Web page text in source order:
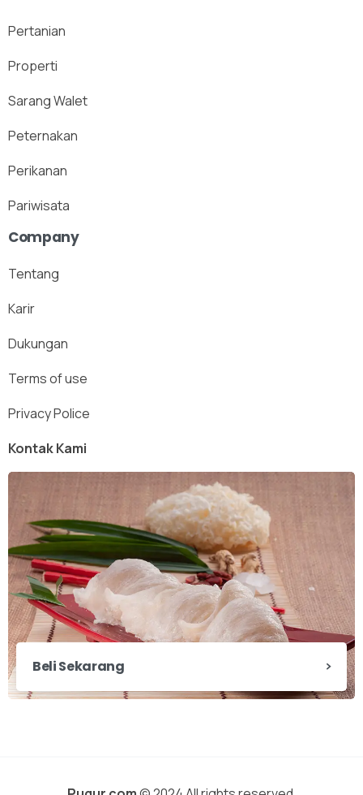
Pertanian
Properti
Sarang Walet
Peternakan
Perikanan
Pariwisata
Company
Tentang
Karir
Dukungan
Terms of use
Privacy Police
Kontak Kami
Beli Sekarang